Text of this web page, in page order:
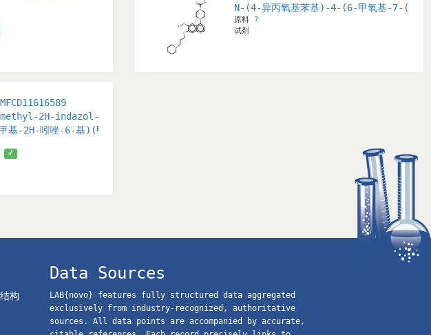
N-(4-异丙氧基苯基)-4-(6-甲氧基-7-(3-(
原料
?
试剂
2H-indazol-6-yl)(methyl)amino)pyrimidin-2-yl)amino)-2-
-2H-吲唑-6-基)(甲基)氨基)嘧啶-2-基)氨基)-2-甲基苯磺酰胺
√
构
Data Sources
LAB{novo} features fully structured data aggregated
exclusively from industry-recognized, authoritative
sources. All data points are accompanied by accurate,